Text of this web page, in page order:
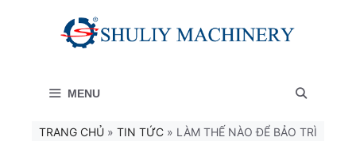
MENU
TRANG CHỦ » TIN TỨC » LÀM THẾ NÀO ĐỂ BẢO TRÌ